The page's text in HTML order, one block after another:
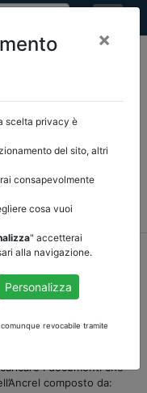
VEDI TUTTE
torna indietro
i documenti che
composto da:
×
scelta privacy è
del sito, altri
consapevolmente
cosa vuoi
" accetterai
alla navigazione.
Personalizza
revocabile tramite